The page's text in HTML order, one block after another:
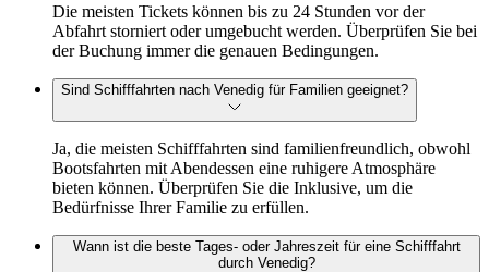
Die meisten Tickets können bis zu 24 Stunden vor der
Abfahrt storniert oder umgebucht werden. Überprüfen Sie bei
der Buchung immer die genauen Bedingungen.
Sind Schifffahrten nach Venedig für Familien geeignet?
Ja, die meisten Schifffahrten sind familienfreundlich, obwohl
Bootsfahrten mit Abendessen eine ruhigere Atmosphäre
bieten können. Überprüfen Sie die Inklusive, um die
Bedürfnisse Ihrer Familie zu erfüllen.
Wann ist die beste Tages- oder Jahreszeit für eine Schifffahrt
durch Venedig?